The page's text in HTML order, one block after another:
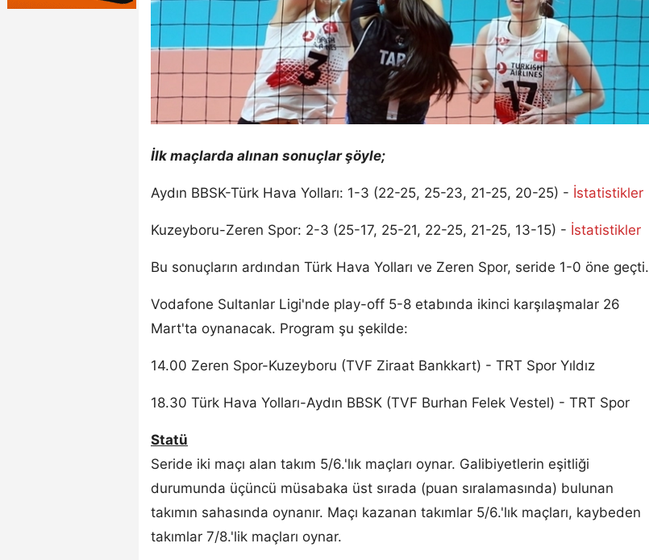
İlk maçlarda alınan sonuçlar şöyle;
Aydın BBSK-Türk Hava Yolları: 1-3 (22-25, 25-23, 21-25, 20-25) - İstatistikler
Kuzeyboru-Zeren Spor: 2-3 (25-17, 25-21, 22-25, 21-25, 13-15) - İstatistikler
Bu sonuçların ardından Türk Hava Yolları ve Zeren Spor, seride 1-0 öne geçti.
Vodafone Sultanlar Ligi'nde play-off 5-8 etabında ikinci karşılaşmalar 26
Mart'ta oynanacak. Program şu şekilde:
14.00 Zeren Spor-Kuzeyboru (TVF Ziraat Bankkart) - TRT Spor Yıldız
18.30 Türk Hava Yolları-Aydın BBSK (TVF Burhan Felek Vestel) - TRT Spor
Statü
Seride iki maçı alan takım 5/6.'lık maçları oynar. Galibiyetlerin eşitliği
durumunda üçüncü müsabaka üst sırada (puan sıralamasında) bulunan
takımın sahasında oynanır. Maçı kazanan takımlar 5/6.'lık maçları, kaybeden
takımlar 7/8.'lik maçları oynar.